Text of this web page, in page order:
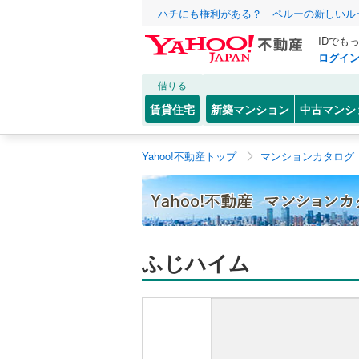
ハチにも権利がある？ ペルーの新しいル
IDでも
ログイン
借りる
賃貸住宅 新築マンション 中古マンシ
Yahoo!不動産トップ マンションカタログ
ふじハイム